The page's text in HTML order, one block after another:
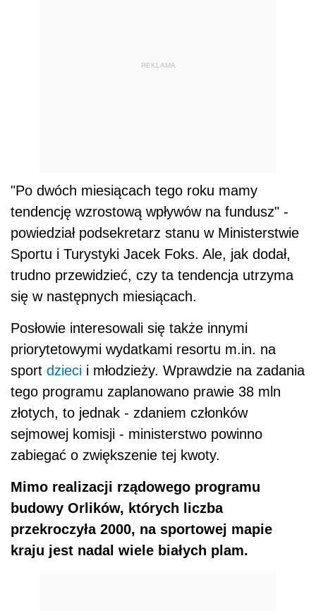
REKLAMA
"Po dwóch miesiącach tego roku mamy
tendencję wzrostową wpływów na fundusz" -
powiedział podsekretarz stanu w Ministerstwie
Sportu i Turystyki Jacek Foks. Ale, jak dodał,
trudno przewidzieć, czy ta tendencja utrzyma
się w następnych miesiącach.
Posłowie interesowali się także innymi
priorytetowymi wydatkami resortu m.in. na
sport dzieci i młodzieży. Wprawdzie na zadania
tego programu zaplanowano prawie 38 mln
złotych, to jednak - zdaniem członków
sejmowej komisji - ministerstwo powinno
zabiegać o zwiększenie tej kwoty.
Mimo realizacji rządowego programu
budowy Orlików, których liczba
przekroczyła 2000, na sportowej mapie
kraju jest nadal wiele białych plam.